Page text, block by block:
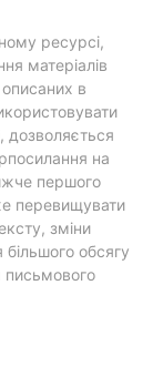
ресурсі,
матеріалів
в
дозволяється
на
першого
перевищувати
зміни
обсягу